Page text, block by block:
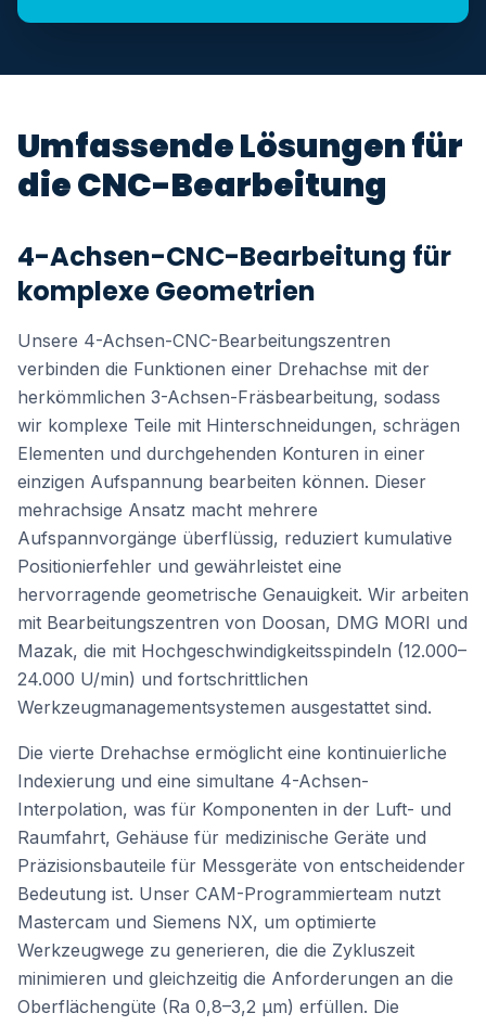
Umfassende Lösungen für
die CNC-Bearbeitung
4-Achsen-CNC-Bearbeitung für
komplexe Geometrien
Unsere 4-Achsen-CNC-Bearbeitungszentren
verbinden die Funktionen einer Drehachse mit der
herkömmlichen 3-Achsen-Fräsbearbeitung, sodass
wir komplexe Teile mit Hinterschneidungen, schrägen
Elementen und durchgehenden Konturen in einer
einzigen Aufspannung bearbeiten können. Dieser
mehrachsige Ansatz macht mehrere
Aufspannvorgänge überflüssig, reduziert kumulative
Positionierfehler und gewährleistet eine
hervorragende geometrische Genauigkeit. Wir arbeiten
mit Bearbeitungszentren von Doosan, DMG MORI und
Mazak, die mit Hochgeschwindigkeitsspindeln (12.000–
24.000 U/min) und fortschrittlichen
Werkzeugmanagementsystemen ausgestattet sind.
Die vierte Drehachse ermöglicht eine kontinuierliche
Indexierung und eine simultane 4-Achsen-
Interpolation, was für Komponenten in der Luft- und
Raumfahrt, Gehäuse für medizinische Geräte und
Präzisionsbauteile für Messgeräte von entscheidender
Bedeutung ist. Unser CAM-Programmierteam nutzt
Mastercam und Siemens NX, um optimierte
Werkzeugwege zu generieren, die die Zykluszeit
minimieren und gleichzeitig die Anforderungen an die
Oberflächengüte (Ra 0,8–3,2 μm) erfüllen. Die